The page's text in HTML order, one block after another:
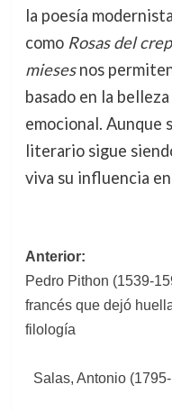
la poesía
como Rosas del
miesesnos
basado en la
emocional. Aunque
literario sigue
viva su influencia
Navegación
de
entradas
Anterior:
Pedro Pithon (1539-
francés que dejó
filología
Salas, Antonio